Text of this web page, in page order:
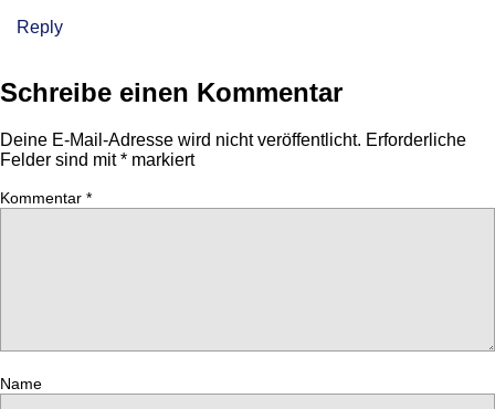
Reply
Schreibe einen Kommentar
Deine E-Mail-Adresse wird nicht veröffentlicht. Erforderliche
Felder sind mit* markiert
Kommentar *
Name